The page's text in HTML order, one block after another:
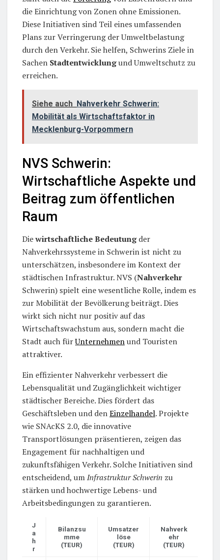
die Einrichtung von Zonen ohne Emissionen.
Diese Initiativen sind Teil eines umfassenden
Plans zur Verringerung der Umweltbelastung
durch den Verkehr. Sie helfen, Schwerins Ziele in
Sachen Stadtentwicklungund Umweltschutz zu
erreichen.
Siehe auch Nahverkehr Schwerin:
Mobilität als Wirtschaftsfaktor in
Mecklenburg-Vorpommern
NVS Schwerin:
Wirtschaftliche Aspekte und
Beitrag zum öffentlichen
Raum
Diewirtschaftliche Bedeutungder
Nahverkehrssysteme in Schwerin ist nicht zu
unterschätzen, insbesondere im Kontext der
städtischen Infrastruktur. NVS (Nahverkehr
Schwerin) spielt eine wesentliche Rolle, indem es
zur Mobilität der Bevölkerung beiträgt. Dies
wirkt sich nicht nur positiv auf das
Wirtschaftswachstum aus, sondern macht die
Stadt auch fürUnternehmenund Touristen
attraktiver.
Ein effizienter Nahverkehr verbessert die
Lebensqualität und Zugänglichkeit wichtiger
städtischer Bereiche. Dies fördert das
Geschäftsleben und denEinzelhandel. Projekte
wie SNAcKS 2.0, die innovative
Transportlösungen präsentieren, zeigen das
Engagement für nachhaltigen und
zukunftsfähigen Verkehr. Solche Initiativen sind
entscheidend, umInfrastruktur Schwerin zu
stärken und hochwertige Lebens- und
Arbeitsbedingungen zu garantieren.
J
a
h
r
Bilanzsu
mme
(TEUR)
Umsatzer
löse
(TEUR)
Nahverk
ehr
(TEUR)